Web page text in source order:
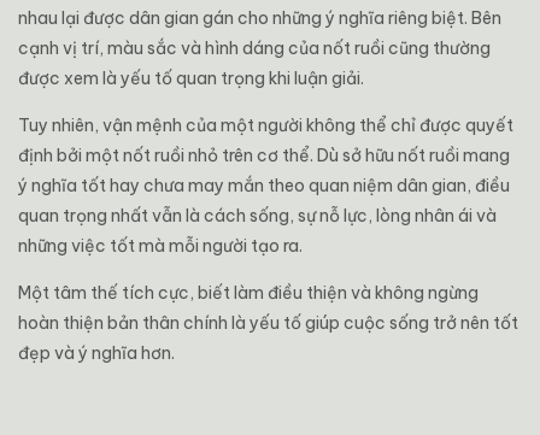
nhau lại được dân gian gán cho những ý nghĩa riêng biệt. Bên
cạnh vị trí, màu sắc và hình dáng của nốt ruồi cũng thường
được xem là yếu tố quan trọng khi luận giải.
Tuy nhiên, vận mệnh của một người không thể chỉ được quyết
định bởi một nốt ruồi nhỏ trên cơ thể. Dù sở hữu nốt ruồi mang
ý nghĩa tốt hay chưa may mắn theo quan niệm dân gian, điều
quan trọng nhất vẫn là cách sống, sự nỗ lực, lòng nhân ái và
những việc tốt mà mỗi người tạo ra.
Một tâm thế tích cực, biết làm điều thiện và không ngừng
hoàn thiện bản thân chính là yếu tố giúp cuộc sống trở nên tốt
đẹp và ý nghĩa hơn.